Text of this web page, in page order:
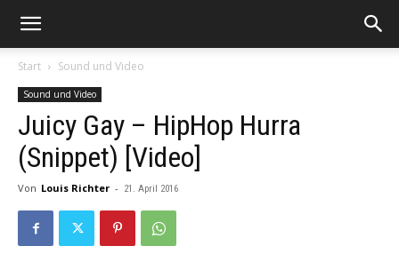
Start Sound und Video
Sound und Video
Juicy Gay – HipHop Hurra
(Snippet) [Video]
Von Louis Richter - 21. April 2016